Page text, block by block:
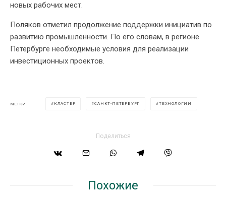
новых рабочих мест.
Поляков отметил продолжение поддержки инициатив по
развитию промышленности. По его словам, в регионе
Петербурге необходимые условия для реализации
инвестиционных проектов.
МЕТКИ КЛАСТЕР САНКТ-ПЕТЕРБУРГ ТЕХНОЛОГИИ
Поделиться
Похожие